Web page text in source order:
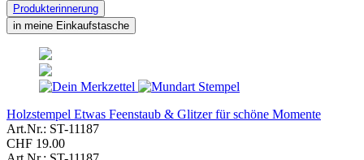
Produkterinnerung
in meine Einkaufstasche
Holzstempel Etwas Feenstaub & Glitzer für schöne Momente
Art.Nr.: ST-11187
CHF 19.00